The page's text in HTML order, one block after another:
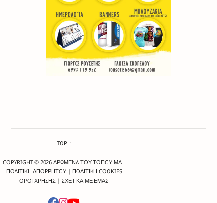
TOP ↑
COPYRIGHT © 2026 ΔΡΩΜΕΝΑ ΤΟΥ ΤΟΠΟΥ ΜΑΣ
ΠΟΛΙΤΙΚΗ ΑΠΟΡΡΗΤΟΥ| ΠΟΛΙΤΙΚΗ COOKIES
ΟΡΟΙ ΧΡΗΣΗΣ |ΣΧΕΤΙΚΑ ΜΕ ΕΜΑΣ